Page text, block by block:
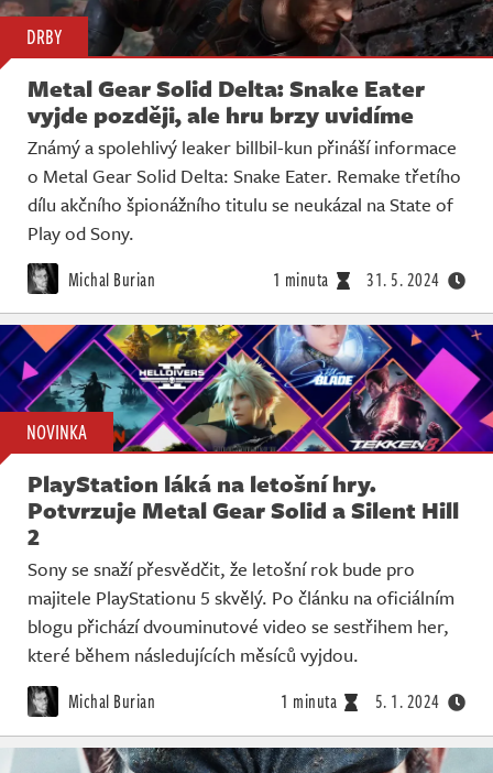
DRBY
Metal Gear Solid Delta: Snake Eater
vyjde později, ale hru brzy uvidíme
Známý a spolehlivý leaker billbil-kun přináší informace
o Metal Gear Solid Delta: Snake Eater. Remake třetího
dílu akčního špionážního titulu se neukázal na State of
Play od Sony.
Michal Burian 1 minuta 31. 5. 2024
NOVINKA
PlayStation láká na letošní hry.
Potvrzuje Metal Gear Solid a Silent Hill
2
Sony se snaží přesvědčit, že letošní rok bude pro
majitele PlayStationu 5 skvělý. Po článku na oficiálním
blogu přichází dvouminutové video se sestřihem her,
které během následujících měsíců vyjdou.
Michal Burian 1 minuta 5. 1. 2024